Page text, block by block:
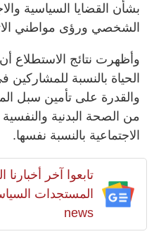
بشأن القضايا السياسية
الشخصي ورؤى مواطني
وأظهرت نتائج الاستطلاع أن
الحياة بالنسبة للمشاركين
الاجتماعية بالنسبة نفسها.
تابعوا آخر أخبارنا
news